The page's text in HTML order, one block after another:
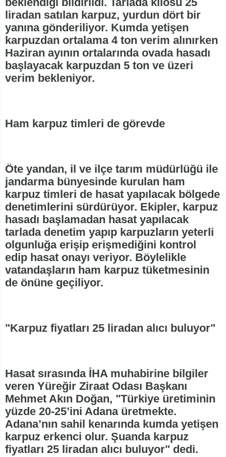
liradan satılan karpuz, yurdun dört bir
yanına gönderiliyor. Kumda yetişen
karpuzdan ortalama 4 ton verim alınırken
Haziran ayının ortalarında ovada hasadı
başlayacak karpuzdan 5 ton ve üzeri
verim bekleniyor.
Ham karpuz timleri de görevde
Öte yandan, il ve ilçe tarım müdürlüğü ile
jandarma bünyesinde kurulan ham
karpuz timleri de hasat yapılacak bölgede
denetimlerini sürdürüyor. Ekipler, karpuz
hasadı başlamadan hasat yapılacak
tarlada denetim yapıp karpuzların yeterli
olgunluğa erişip erişmediğini kontrol
edip hasat onayı veriyor. Böylelikle
vatandaşların ham karpuz tüketmesinin
de önüne geçiliyor.
"Karpuz fiyatları 25 liradan alıcı buluyor"
Hasat sırasında İHA muhabirine bilgiler
veren Yüreğir Ziraat Odası Başkanı
Mehmet Akın Doğan, "Türkiye üretiminin
yüzde 20-25’ini Adana üretmekte.
Adana’nın sahil kenarında kumda yetişen
karpuz erkenci olur. Şuanda karpuz
fiyatları 25 liradan alıcı buluyor" dedi.